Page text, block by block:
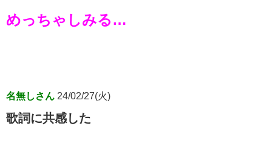
めっちゃしみる…
名無しさん 24/02/27(火)
歌詞に共感した